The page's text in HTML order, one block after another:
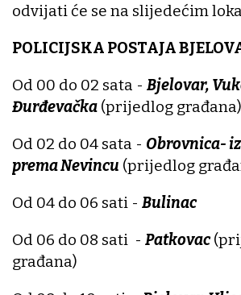
odvijati će se na slijedećim
POLICIJSKA POSTAJA
Od 00 do 02 sata - Bjelovar,
Đurđevačka (prijedlog građana)
Od 02 do 04 sata - Obrovnica-
prema Nevincu (prijedlog
Od 04 do 06 sati - Bulinac
Od 06 do 08 sati - Patkovac
građana)